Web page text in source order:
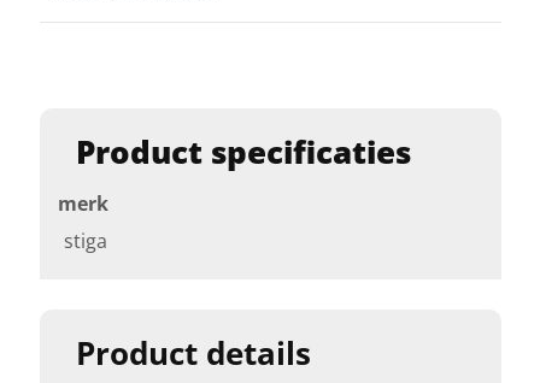
Product details
Product specificaties
merk
stiga